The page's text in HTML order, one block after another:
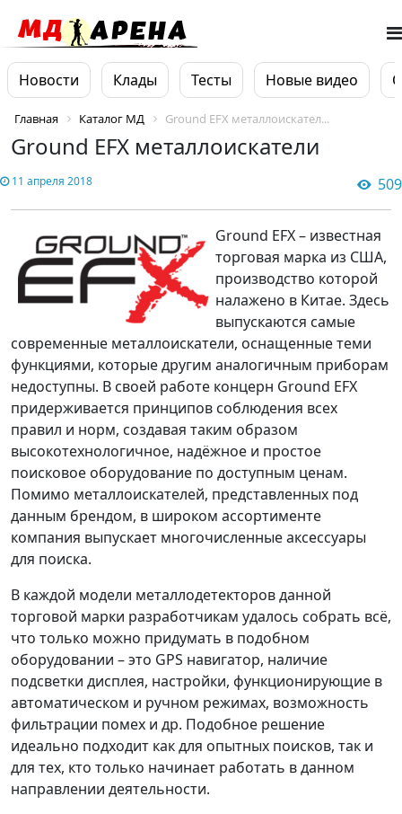
Новости Клады Тесты Новые видео
Главная Каталог МД Ground EFX металлоискател...
Ground EFX металлоискатели
11 апреля 2018 509
Ground EFX – известная
торговая марка из США,
производство которой
налажено в Китае. Здесь
выпускаются самые
современные металлоискатели, оснащенные теми
функциями, которые другим аналогичным приборам
недоступны. В своей работе концерн Ground EFX
придерживается принципов соблюдения всех
правил и норм, создавая таким образом
высокотехнологичное, надёжное и простое
поисковое оборудование по доступным ценам.
Помимо металлоискателей, представленных под
данным брендом, в широком ассортименте
компания выпускает многочисленные аксессуары
для поиска.
В каждой модели металлодетекторов данной
торговой марки разработчикам удалось собрать всё,
что только можно придумать в подобном
оборудовании – это GPS навигатор, наличие
подсветки дисплея, настройки, функционирующие в
автоматическом и ручном режимах, возможность
фильтрации помех и др. Подобное решение
идеально подходит как для опытных поисков, так и
для тех, кто только начинает работать в данном
направлении деятельности.